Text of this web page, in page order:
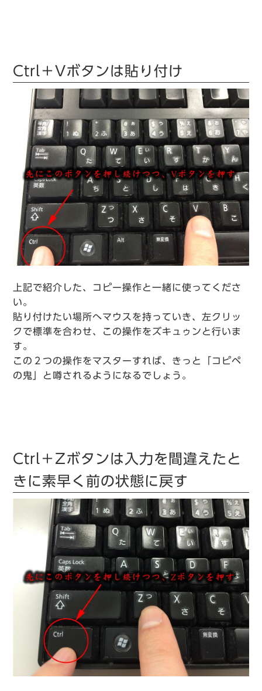
Ctrl＋Vボタンは貼り付け
上記で紹介した、コピー操作と一緒に使ってくださ
い。
貼り付けたい場所へマウスを持っていき、左クリッ
クで標準を合わせ、この操作をズキュゥンと行いま
す。
この２つの操作をマスターすれば、きっと「コピペ
の鬼」と噂されるようになるでしょう。
Ctrl＋Zボタンは入力を間違えたと
きに素早く前の状態に戻す